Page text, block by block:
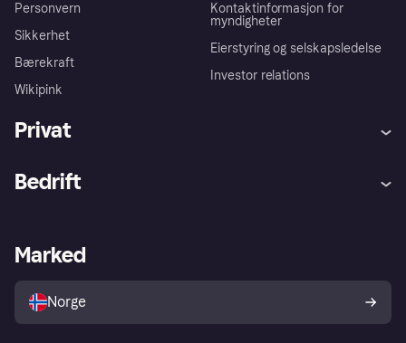
Personvern
Sikkerhet
Bærekraft
Wikipink
Kontaktinformasjon for
myndigheter
Eierstyring og selskapsledelse
Investor relations
Privat
Utforsk butikker
Bedrift
Merchant portal
Marked
Norge